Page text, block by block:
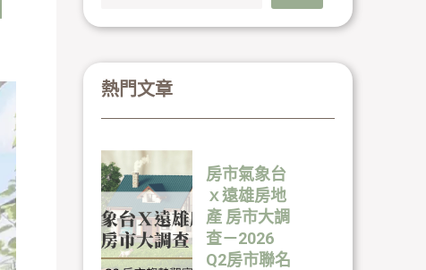
熱門文章
房市氣象台
ｘ遠雄房地
產 房市大調
查－2026
Q2房市聯名